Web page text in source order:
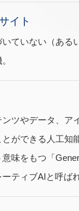
イト
ていない（ある
ンツやデータ、ア
ができる人工知
味をもつ「
ティブAIと呼ば